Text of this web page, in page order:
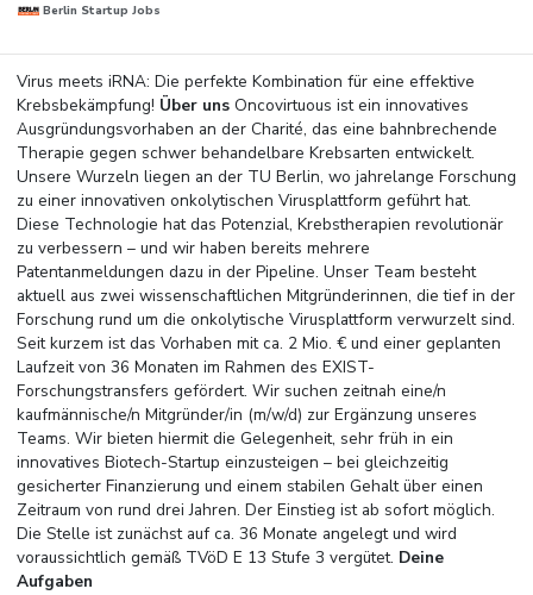
Berlin Startup Jobs
Virus meets iRNA: Die perfekte Kombination für eine effektive
Krebsbekämpfung! Über unsOncovirtuous ist ein innovatives
Ausgründungsvorhaben an der Charité, das eine bahnbrechende
Therapie gegen schwer behandelbare Krebsarten entwickelt.
Unsere Wurzeln liegen an der TU Berlin, wo jahrelange Forschung
zu einer innovativen onkolytischen Virusplattform geführt hat.
Diese Technologie hat das Potenzial, Krebstherapien revolutionär
zu verbessern – und wir haben bereits mehrere
Patentanmeldungen dazu in der Pipeline. Unser Team besteht
aktuell aus zwei wissenschaftlichen Mitgründerinnen, die tief in der
Forschung rund um die onkolytische Virusplattform verwurzelt sind.
Seit kurzem ist das Vorhaben mit ca. 2 Mio. € und einer geplanten
Laufzeit von 36 Monaten im Rahmen des EXIST-
Forschungstransfers gefördert. Wir suchen zeitnah eine/n
kaufmännische/n Mitgründer/in (m/w/d) zur Ergänzung unseres
Teams. Wir bieten hiermit die Gelegenheit, sehr früh in ein
innovatives Biotech-Startup einzusteigen – bei gleichzeitig
gesicherter Finanzierung und einem stabilen Gehalt über einen
Zeitraum von rund drei Jahren. Der Einstieg ist ab sofort möglich.
Die Stelle ist zunächst auf ca. 36 Monate angelegt und wird
voraussichtlich gemäß TVöD E 13 Stufe 3 vergütet. Deine
Aufgaben